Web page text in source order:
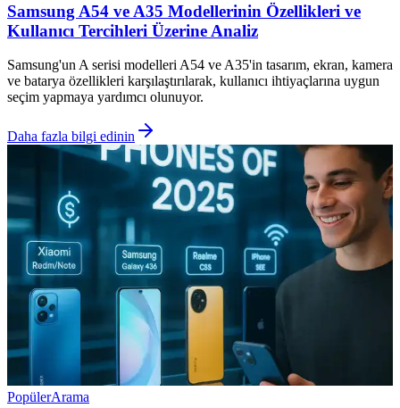
Samsung A54 ve A35 Modellerinin Özellikleri ve
Kullanıcı Tercihleri Üzerine Analiz
Samsung'un A serisi modelleri A54 ve A35'in tasarım, ekran, kamera
ve batarya özellikleri karşılaştırılarak, kullanıcı ihtiyaçlarına uygun
seçim yapmaya yardımcı olunuyor.
Daha fazla bilgi edinin
PopülerArama